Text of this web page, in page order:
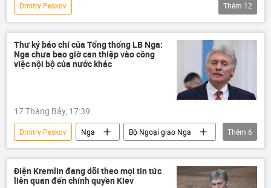
Dmitry Peskov
Chiến dịch quân sự đặc biệt tại Ukraina
Nga
Bộ Ngoại giao Nga
Ukraina
Sergey Lavrov
Alaska
Cuộc gặp giữa Vladimir Putin và Donald Trump tại Alaska
Donald Trump
xung đột
Thêm 12
Thư ký báo chí của Tổng thống LB Nga:
Nga chưa bao giờ can thiệp vào công
việc nội bộ của nước khác
17 Tháng Bảy, 17:39
Dmitry Peskov Nga
Bộ Ngoại giao Nga
Thế giới
Hoa Kỳ
Donald Trump
Trung Quốc
Iran Bắc Triều Tiên
Thêm 6
Điện Kremlin đang dõi theo mọi tin tức
liên quan đến chính quyền Kiev